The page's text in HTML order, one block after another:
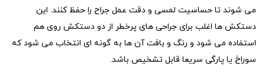
می شوند تا حساسیت لمسی و دقت عمل جراح را حفظ کنند. این
دستکش ها اغلب برای جراحی های پرخطر از دو دستکش روی هم
استفاده می شود و رنگ و بافت آن ها به گونه ای انتخاب می شود که
سوراخ یا پارگی سریعا قابل تشخیص باشد.